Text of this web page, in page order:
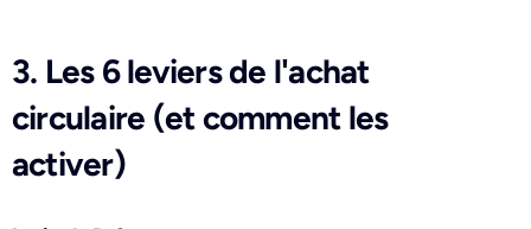
3. Les 6 leviers de l'achat
circulaire (et comment les
activer)